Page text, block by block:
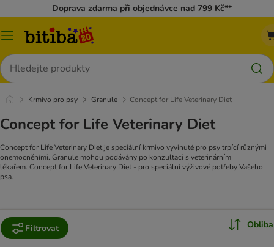
Doprava zdarma při objednávce nad 799 Kč**
Kategorie
Hledat
Krmivo pro psy Granule Concept for Life Veterinary Diet
Concept for Life Veterinary Diet
Concept for Life Veterinary Diet je speciální krmivo vyvinuté pro psy trpící různými
onemocněními. Granule mohou podávány po konzultaci s veterinárním
lékařem. Concept for Life Veterinary Diet - pro speciální výživové potřeby Vašeho
psa.
Filtrovat Obliba